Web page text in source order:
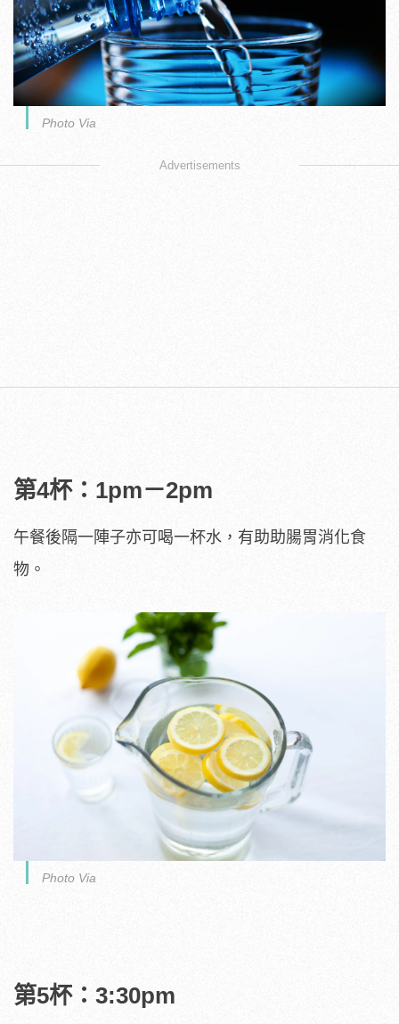
Photo Via
Advertisements
第4杯：1pm－2pm
午餐後隔一陣子亦可喝一杯水，有助助腸胃消化食
物。
Photo Via
第5杯：3:30pm